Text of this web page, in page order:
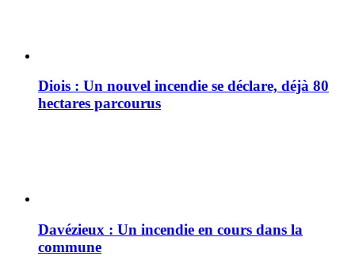
Diois : Un nouvel incendie se déclare, déjà 80
hectares parcourus
Davézieux : Un incendie en cours dans la
commune